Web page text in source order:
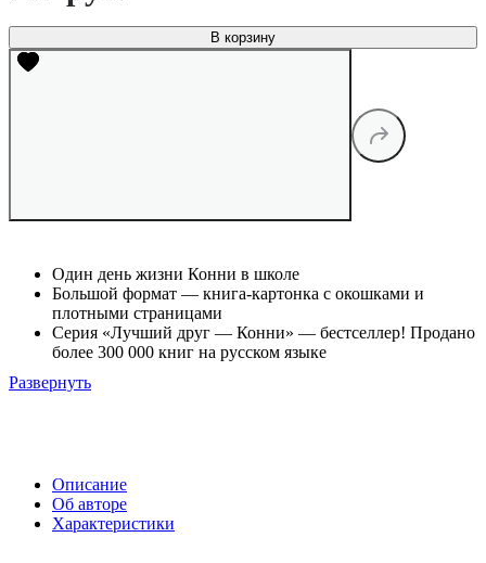
В корзину
Один день жизни Конни в школе
Большой формат — книга-картонка с окошками и
плотными страницами
Серия «Лучший друг — Конни» — бестселлер! Продано
более 300 000 книг на русском языке
Развернуть
Описание
Об авторе
Характеристики